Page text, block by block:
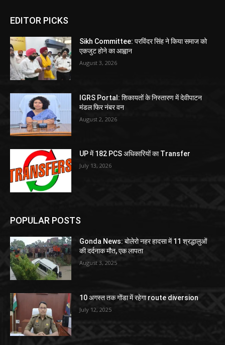
EDITOR PICKS
Sikh Committee: परविंदर सिंह ने किया समाज को
एकजुट होने का आह्वान
August 3, 2026
IGRS Portal: शिकायतों के निस्तारण में देवीपाटन
मंडल फिर नंबर वन
August 2, 2026
UP में 182 PCS अधिकारियों का Transfer
July 13, 2026
POPULAR POSTS
Gonda News: बोलेरो नहर हादसा में 11 श्रद्धालुओं
की दर्दनाक मौत, एक लापता
August 3, 2025
10 अगस्त तक गोंडा में रहेगा route diversion
July 12, 2025